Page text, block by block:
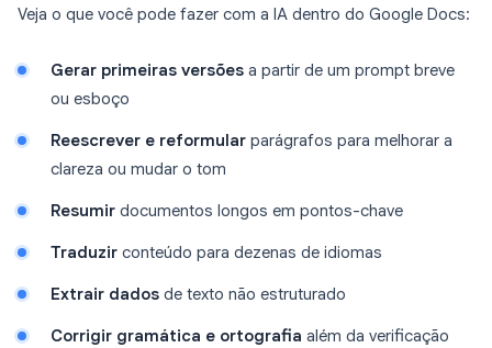
Veja o que você pode fazer com a IA dentro do Google Docs:
Gerar primeiras versões a partir de um prompt breve
ou esboço
Reescrever e reformular parágrafos para melhorar a
clareza ou mudar o tom
Resumir documentos longos em pontos-chave
Traduzir conteúdo para dezenas de idiomas
Extrair dados de texto não estruturado
Corrigir gramática e ortografia além da verificação